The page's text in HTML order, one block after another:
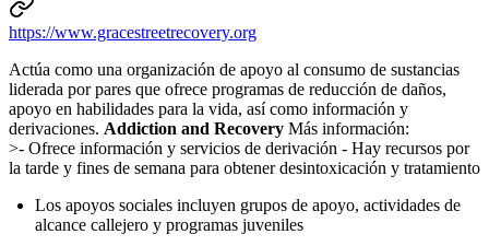
https://www.gracestreetrecovery.org
Actúa como una organización de apoyo al consumo de sustancias
liderada por pares que ofrece programas de reducción de daños,
apoyo en habilidades para la vida, así como información y
derivaciones. Addiction and Recovery Más información:
>- Ofrece información y servicios de derivación - Hay recursos por
la tarde y fines de semana para obtener desintoxicación y tratamiento
Los apoyos sociales incluyen grupos de apoyo, actividades de
alcance callejero y programas juveniles